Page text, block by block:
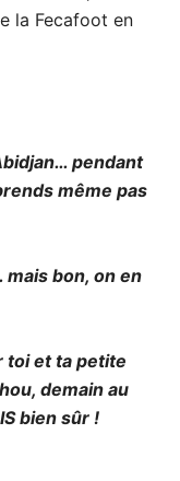
la Fecafoot en
pendant
même pas
mais bon, on en
toi et ta petite
demain au
bien sûr !